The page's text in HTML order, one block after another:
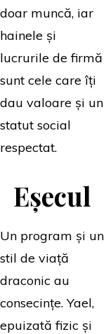
doar muncă, iar
hainele și
lucrurile de firmă
sunt cele care îți
dau valoare și un
statut social
respectat.
Eșecul
Un program și un
stil de viață
draconic au
consecințe. Yael,
epuizată fizic și